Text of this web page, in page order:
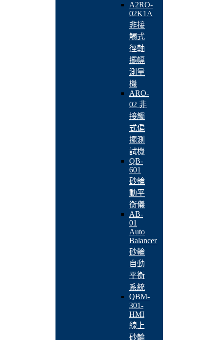
A2RO-
02K1A
非接
觸式
徑軸
擺幅
測量
機
ARO-
02 非
接觸
式偏
擺測
試機
QB-
601
砂輪
動平
衡儀
AB-
01
Auto
Balancer
砂輪
自動
平衡
系統
QBM-
301-
HMI
線上
砂輪